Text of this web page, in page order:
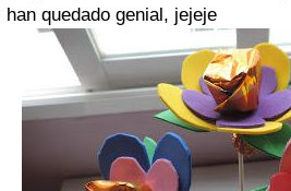
han quedado genial, jejeje